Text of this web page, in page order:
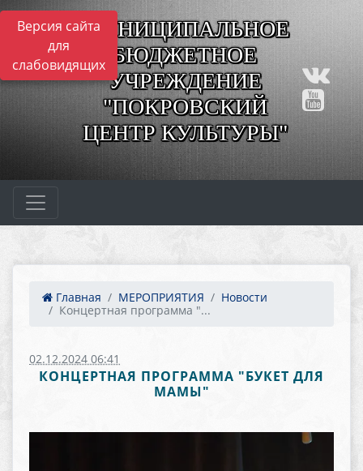
Версия сайта
для
слабовидящих
МУНИЦИПАЛЬНОЕ
БЮДЖЕТНОЕ
УЧРЕЖДЕНИЕ
"ПОКРОВСКИЙ
ЦЕНТР КУЛЬТУРЫ"
Главная МЕРОПРИЯТИЯ
Новости
Концертная программа "...
02.12.2024 06:41
КОНЦЕРТНАЯ ПРОГРАММА "БУКЕТ ДЛЯ
МАМЫ"